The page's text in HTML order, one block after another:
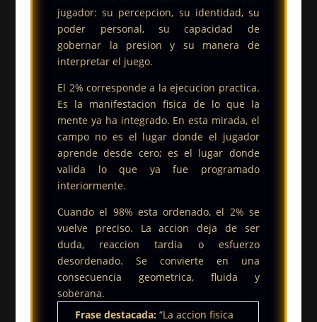
jugador: su percepcion, su identidad, su
poder personal, su capacidad de
gobernar la presion y su manera de
interpretar el juego.
El 2% corresponde a la ejecucion practica.
Es la manifestacion fisica de lo que la
mente ya ha integrado. En esta mirada, el
campo no es el lugar donde el jugador
aprende desde cero; es el lugar donde
valida lo que ya fue programado
interiormente.
Cuando el 98% esta ordenado, el 2% se
vuelve preciso. La accion deja de ser
duda, reaccion tardia o esfuerzo
desordenado. Se convierte en una
consecuencia geometrica, fluida y
soberana.
Frase destacada:“La accion fisica